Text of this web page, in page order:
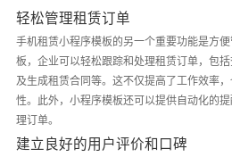
轻松管理租赁订单
手机租赁小程序模板的另一个重要功能是方
板，企业可以轻松跟踪和处理租赁订单，包
及生成租赁合同等。这不仅提高了工作效率
性。此外，小程序模板还可以提供自动化的
理订单。
建立良好的用户评价和口碑